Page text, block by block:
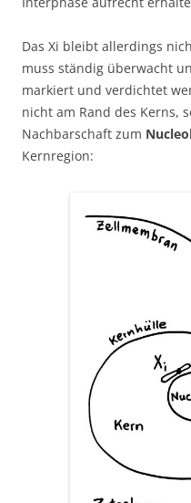
Das Xi bleibt allerdings
muss ständig überwacht
markiert und verdichtet
nicht am Rand des Kerns,
Nachbarschaft zum
Kernregion: